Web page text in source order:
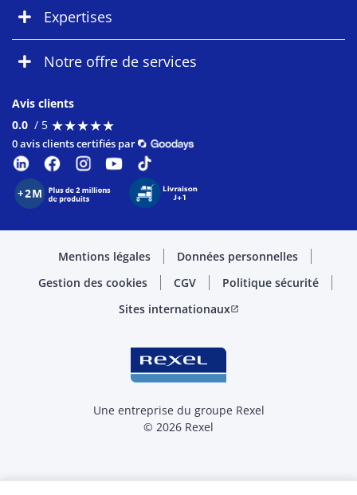
Expertises
Notre offre de services
Avis clients
0.0 / 5 ★★★★★
★★★★★
0 avis clients certifiés par
Mentions légales
Données personnelles
Gestion des cookies
CGV
Politique sécurité
Sites internationauxopen_in_new
Une entreprise du groupe Rexel
© 2026 Rexel